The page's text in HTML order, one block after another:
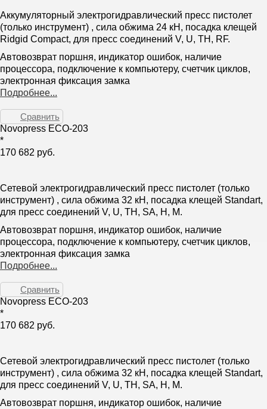
Аккумуляторный электрогидравлический пресс пистолет
(только инструмент) , сила обжима 24 кН, посадка клещей
Ridgid Compact, для пресс соединений V, U, TH, RF.
Автовозврат поршня, индикатор ошибок, наличие
процессора, подключение к компьютеру, счетчик циклов,
электронная фиксация замка
Подробнее...
Сравнить
Novopress ECO-203
*
170 682 руб.
Сетевой электрогидравлический пресс пистолет (только
инструмент) , сила обжима 32 кН, посадка клещей Standart,
для пресс соединений V, U, TH, SA, H, M.
Автовозврат поршня, индикатор ошибок, наличие
процессора, подключение к компьютеру, счетчик циклов,
электронная фиксация замка
Подробнее...
Сравнить
Novopress ECO-203
*
170 682 руб.
Сетевой электрогидравлический пресс пистолет (только
инструмент) , сила обжима 32 кН, посадка клещей Standart,
для пресс соединений V, U, TH, SA, H, M.
Автовозврат поршня, индикатор ошибок, наличие